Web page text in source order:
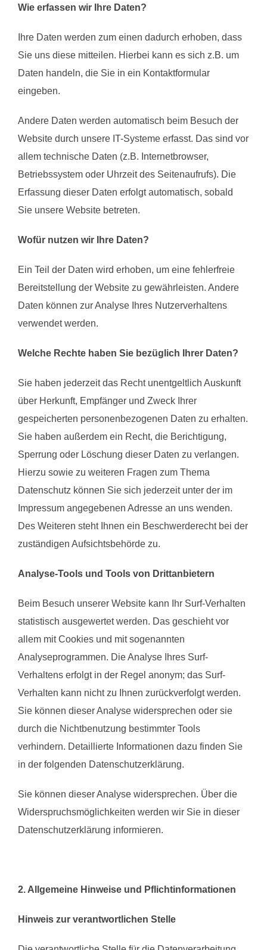
Wie erfassen wir Ihre Daten?
Ihre Daten werden zum einen dadurch erhoben, dass
Sie uns diese mitteilen. Hierbei kann es sich z.B. um
Daten handeln, die Sie in ein Kontaktformular
eingeben.
Andere Daten werden automatisch beim Besuch der
Website durch unsere IT-Systeme erfasst. Das sind vor
allem technische Daten (z.B. Internetbrowser,
Betriebssystem oder Uhrzeit des Seitenaufrufs). Die
Erfassung dieser Daten erfolgt automatisch, sobald
Sie unsere Website betreten.
Wofür nutzen wir Ihre Daten?
Ein Teil der Daten wird erhoben, um eine fehlerfreie
Bereitstellung der Website zu gewährleisten. Andere
Daten können zur Analyse Ihres Nutzerverhaltens
verwendet werden.
Welche Rechte haben Sie bezüglich Ihrer Daten?
Sie haben jederzeit das Recht unentgeltlich Auskunft
über Herkunft, Empfänger und Zweck Ihrer
gespeicherten personenbezogenen Daten zu erhalten.
Sie haben außerdem ein Recht, die Berichtigung,
Sperrung oder Löschung dieser Daten zu verlangen.
Hierzu sowie zu weiteren Fragen zum Thema
Datenschutz können Sie sich jederzeit unter der im
Impressum angegebenen Adresse an uns wenden.
Des Weiteren steht Ihnen ein Beschwerderecht bei der
zuständigen Aufsichtsbehörde zu.
Analyse-Tools und Tools von Drittanbietern
Beim Besuch unserer Website kann Ihr Surf-Verhalten
statistisch ausgewertet werden. Das geschieht vor
allem mit Cookies und mit sogenannten
Analyseprogrammen. Die Analyse Ihres Surf-
Verhaltens erfolgt in der Regel anonym; das Surf-
Verhalten kann nicht zu Ihnen zurückverfolgt werden.
Sie können dieser Analyse widersprechen oder sie
durch die Nichtbenutzung bestimmter Tools
verhindern. Detaillierte Informationen dazu finden Sie
in der folgenden Datenschutzerklärung.
Sie können dieser Analyse widersprechen. Über die
Widerspruchsmöglichkeiten werden wir Sie in dieser
Datenschutzerklärung informieren.
2. Allgemeine Hinweise und Pflichtinformationen
Hinweis zur verantwortlichen Stelle